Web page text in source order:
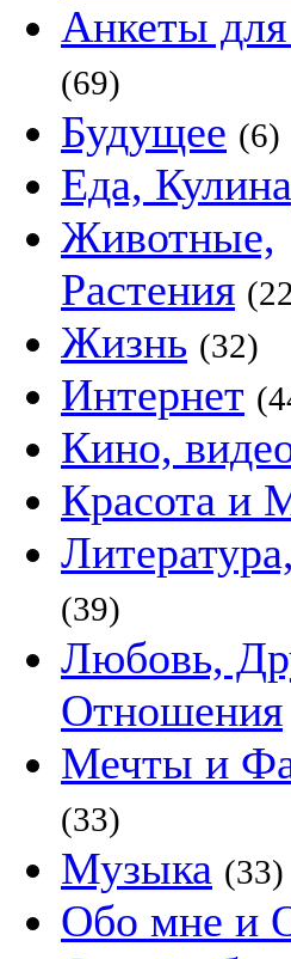
Анкеты
(69)
Будущее (6)
Еда,
Животные,
Растения
Жизнь (32)
Интернет
Кино,
Красота и
(39)
Любовь,
Отношения
Мечты и
(33)
Музыка (33)
Обо мне и